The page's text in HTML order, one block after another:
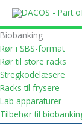
indholdet
Biobanking
Rør i SBS-format
Rør til store racks
Stregkodelæsere
Racks til frysere
Lab apparaturer
Tilbehør til